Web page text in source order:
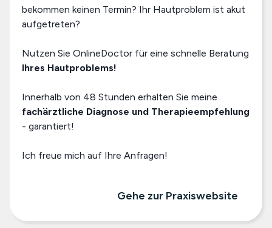
bekommen keinen Termin? Ihr Hautproblem ist akut
aufgetreten?
Nutzen Sie OnlineDoctor für eine schnelle Beratung
Ihres Hautproblems!
Innerhalb von 48 Stunden erhalten Sie meine
fachärztliche Diagnose und Therapieempfehlung
- garantiert!
Ich freue mich auf Ihre Anfragen!
Gehe zur Praxiswebsite